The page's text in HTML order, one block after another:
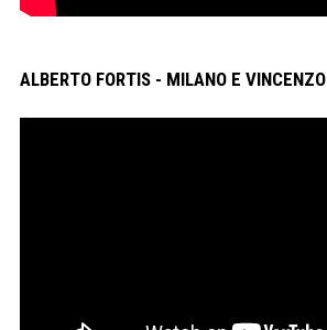
ALBERTO FORTIS - MILANO E VINCENZO